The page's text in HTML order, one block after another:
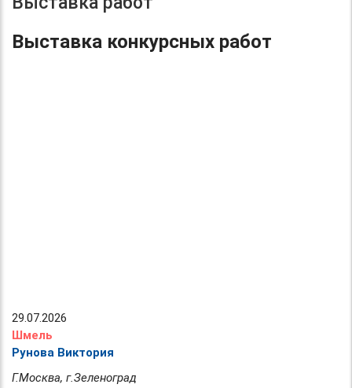
Выставка конкурсных работ
29.07.2026
Шмель
Рунова Виктория
Г.Москва, г.Зеленоград